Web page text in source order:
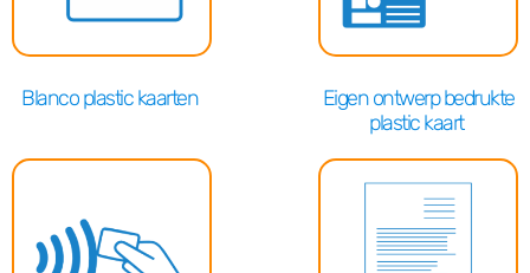
Blanco plastic kaarten
Eigen ontwerp bedrukte
plastic kaart